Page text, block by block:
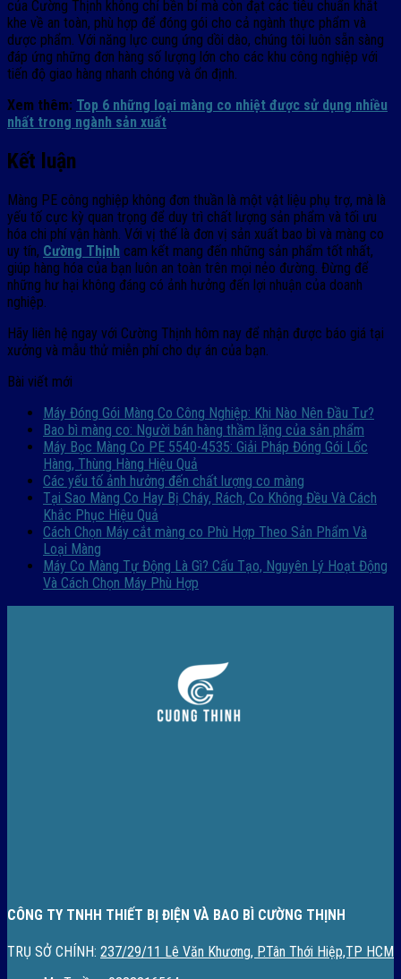
của Cường Thịnh không chỉ bền bỉ mà còn đạt các tiêu chuẩn khắt
khe về an toàn, phù hợp để đóng gói cho cả ngành thực phẩm và
dược phẩm. Với năng lực cung ứng dồi dào, chúng tôi luôn sẵn sàng
đáp ứng những đơn hàng số lượng lớn cho các khu công nghiệp với
tiến độ giao hàng nhanh chóng và ổn định.
Xem thêm: Top 6 những loại màng co nhiệt được sử dụng nhiều
nhất trong ngành sản xuất
Kết luận
Màng PE công nghiệp không đơn thuần là một vật liệu phụ trợ, mà là
yếu tố cực kỳ quan trọng để duy trì chất lượng sản phẩm và tối ưu
hóa chi phí vận hành. Với vị thế là đơn vị sản xuất bao bì và màng co
uy tín, Cường Thịnh cam kết mang đến những sản phẩm tốt nhất,
giúp hàng hóa của bạn luôn an toàn trên mọi nẻo đường. Đừng để
những hư hại không đáng có ảnh hưởng đến lợi nhuận của doanh
nghiệp.
Hãy liên hệ ngay với Cường Thịnh hôm nay để nhận được báo giá tại
xưởng và mẫu thử miễn phí cho dự án của bạn.
Bài viết mới
Máy Đóng Gói Màng Co Công Nghiệp: Khi Nào Nên Đầu Tư?
Bao bì màng co: Người bán hàng thầm lặng của sản phẩm
Máy Bọc Màng Co PE 5540-4535: Giải Pháp Đóng Gói Lốc
Hàng, Thùng Hàng Hiệu Quả
Các yếu tố ảnh hưởng đến chất lượng co màng
Tại Sao Màng Co Hay Bị Cháy, Rách, Co Không Đều Và Cách
Khắc Phục Hiệu Quả
Cách Chọn Máy cắt màng co Phù Hợp Theo Sản Phẩm Và
Loại Màng
Máy Co Màng Tự Động Là Gì? Cấu Tạo, Nguyên Lý Hoạt Động
Và Cách Chọn Máy Phù Hợp
CÔNG TY TNHH THIẾT BỊ ĐIỆN VÀ BAO BÌ CƯỜNG THỊNH
TRỤ SỞ CHÍNH: 237/29/11 Lê Văn Khương, P.Tân Thới Hiệp,TP HCM